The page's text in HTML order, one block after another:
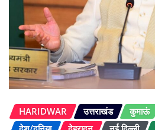
HARIDWAR उत्तराखंड कुमाऊं